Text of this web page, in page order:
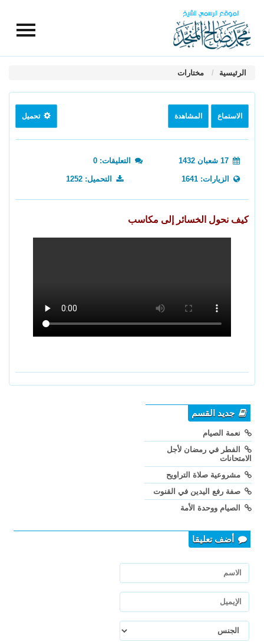
الرئيسية مختارات
الاستماع المشاهدة تحميل
التعليقات: 0
الزيارات: 1641 التحميل: 1252
كيف نحول الخسائر إلى مكاسب
جديد القسم
نعمة الصيام
الفطر في رمضان لأجل
الامتحانات
مشروعية صلاة التراويح
صفة رفع اليدين في القنوت
الصيام ووحدة الأمة
أضف تعليقا